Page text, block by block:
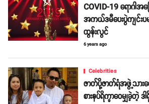
COVID-19 ရောဂါအ
အကယ်ဒမီပေးပွဲကျင်
ထွန်းလွင်
6 years ago
Celebrities
ဇာတ်ပို့ဇာတ်ရံအဖွဲ့သာ
စားနပ်ရိက္ခာဝေမျှခဲ့တဲ့